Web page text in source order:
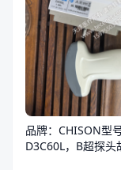
品牌：CHISON型号
D3C60L，B超探头